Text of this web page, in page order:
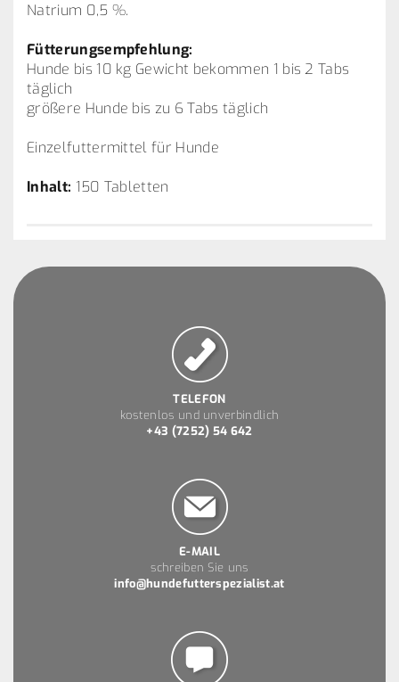
Natrium 0,5 %.
Fütterungsempfehlung:
Hunde bis 10 kg Gewicht bekommen 1 bis 2 Tabs
täglich
größere Hunde bis zu 6 Tabs täglich
Einzelfuttermittel für Hunde
Inhalt: 150 Tabletten
TELEFON
kostenlos und unverbindlich
+43 (7252) 54 642
E-MAIL
schreiben Sie uns
info@hundefutterspezialist.at